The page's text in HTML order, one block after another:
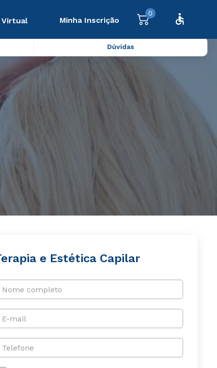
Virtual Minha Inscrição
0
Dúvidas
e Estética Capilar
Nome completo
E-mail
Telefone